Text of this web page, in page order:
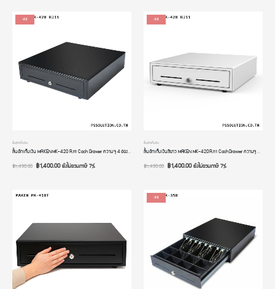
-2%
ลิ้นชักเก็บเงิน
ลิ้นชักเก็บเงิน MAKEN MK-420 RJ11 Cash Drawer ความจุ 4 ช่องแบงค์ 8 ช่องเหรียญ 24V. เชื่อมต่อกับเครื่องพิมพ์ใบเสร็จ ระบบ POS เด้งอัตโนมัติ รับประกัน 2 ปี
฿1,430.00 ฿1,400.00ยังไม่รวมภาษี 7%
-2%
ลิ้นชักเก็บเงิน
ลิ้นชักเก็บเงินสีขาว MAKEN MK-420 RJ11 Cash Drawer ความจุ 4 ช่องแบงค์ 8 ช่องเหรียญ 24V. เชื่อมต่อกับเครื่องพิมพ์ใบเสร็จ ระบบ POS เด้งอัตโนมัติ รับประกัน 2 ปี
฿1,430.00 ฿1,400.00ยังไม่รวมภาษี 7%
-2%